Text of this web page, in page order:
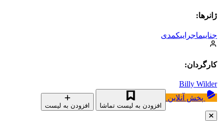
ژانرها:
جناییماجراییکمدی
کارگردان:
Billy Wilder
پخش آنلاین
افزودن به لیست تماشا افزودن به لیست